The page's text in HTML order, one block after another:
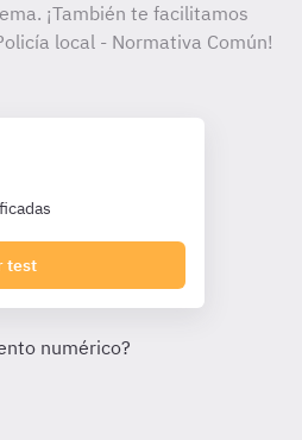
¡También te facilitamos
local - Normativa Común!
test